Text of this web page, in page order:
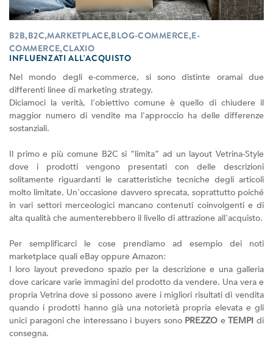
B2B,B2C,MARKETPLACE,BLOG-COMMERCE,E-
COMMERCE,CLAXIO
INFLUENZATI ALL'ACQUISTO
Nel mondo degli e-commerce, si sono distinte oramai due
differenti linee di marketing strategy.
Diciamoci la verità, l'obiettivo comune è quello di chiudere il
maggior numero di vendite ma l'approccio ha delle differenze
sostanziali.
Il primo e più comune B2C si “limita” ad un layout Vetrina-Style
dove i prodotti vengono presentati con delle descrizioni
solitamente riguardanti le caratteristiche tecniche degli articoli
molto limitate. Un'occasione davvero sprecata, soprattutto poiché
in vari settori merceologici mancano contenuti coinvolgenti e di
alta qualità che aumenterebbero il livello di attrazione all'acquisto.
Per semplificarci le cose prendiamo ad esempio dei noti
marketplace quali eBay oppure Amazon:
I loro layout prevedono spazio per la descrizione e una galleria
dove caricare varie immagini del prodotto da vendere. Una vera e
propria Vetrina dove si possono avere i migliori risultati di vendita
quando i prodotti hanno già una notorietà propria elevata e gli
unici paragoni che interessano i buyers sono PREZZO eTEMPI di
consegna.